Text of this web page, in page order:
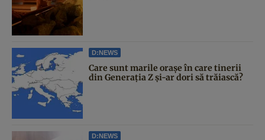
D:NEWS
Care sunt marile orașe în care tinerii
din Generația Z și-ar dori să trăiască?
D:NEWS